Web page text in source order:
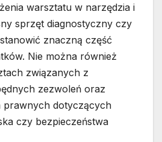
warsztatu w narzędzia i
sprzęt diagnostyczny czy
znaczną część
Nie można również
związanych z
zezwoleń oraz
prawnych dotyczących
czy bezpieczeństwa